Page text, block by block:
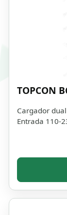
TOPCON
Cargador
Entrada 110-